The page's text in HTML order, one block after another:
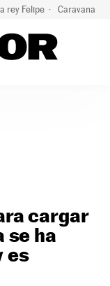
rey Felipe Caravana
cargar
se ha
es